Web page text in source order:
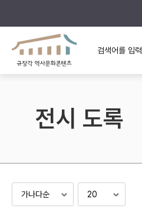
규장각의 어제와 오늘
규장각 소개영상
전시 도록